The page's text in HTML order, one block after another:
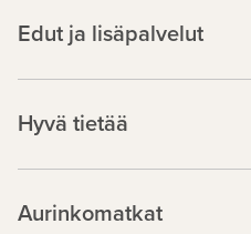
Edut ja lisäpalvelut
Hyvä tietää
Aurinkomatkat